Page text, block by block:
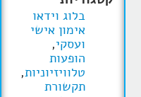
בלוג וידאו
אימון אישי
ועסקי,
הופעות
טלוויזיוניות,
תקשורת